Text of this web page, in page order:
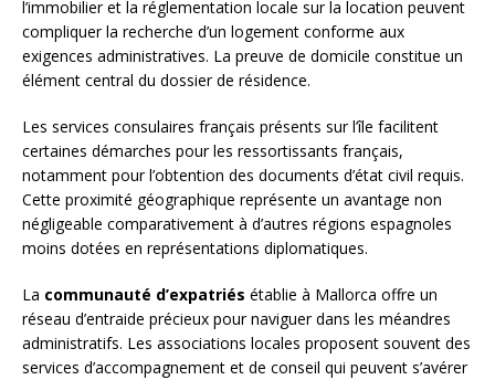
l’immobilier et la réglementation locale sur la location peuvent
compliquer la recherche d’un logement conforme aux
exigences administratives. La preuve de domicile constitue un
élément central du dossier de résidence.
Les services consulaires français présents sur l’île facilitent
certaines démarches pour les ressortissants français,
notamment pour l’obtention des documents d’état civil requis.
Cette proximité géographique représente un avantage non
négligeable comparativement à d’autres régions espagnoles
moins dotées en représentations diplomatiques.
La communauté d’expatriés établie à Mallorca offre un
réseau d’entraide précieux pour naviguer dans les méandres
administratifs. Les associations locales proposent souvent des
services d’accompagnement et de conseil qui peuvent s’avérer